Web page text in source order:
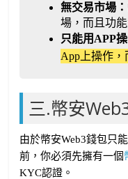
無交易市場：
場，而且功
只能用APP操
App上操作，
三.幣安
由於幣安Web3錢包只
前，你必須先擁有一個
KYC認證。